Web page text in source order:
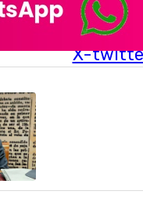
X-